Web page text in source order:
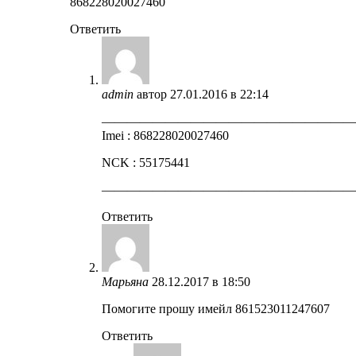
Ответить
admin автор 27.01.2016 в 22:14
Imei : 868228020027460
NCK : 55175441
Ответить
Марьяна 28.12.2017 в 18:50
Помогите прошу имейл 861523011247607
Ответить